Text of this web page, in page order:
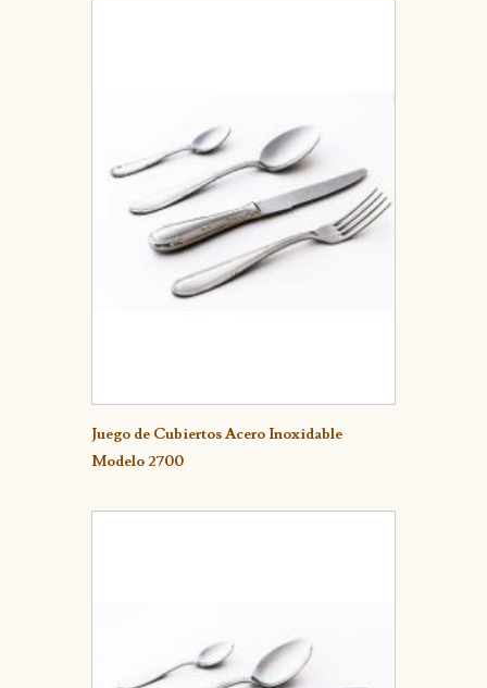
Detalle
Juego de Cubiertos Acero Inoxidable
Modelo 2700